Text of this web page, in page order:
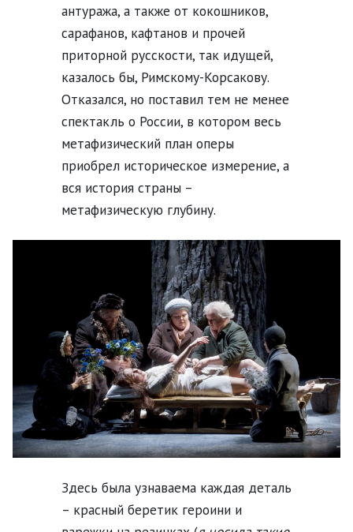
антуража, а также от кокошников,
сарафанов, кафтанов и прочей
приторной русскости, так идущей,
казалось бы, Римскому-Корсакову.
Отказался, но поставил тем не менее
спектакль о России, в котором весь
метафизический план оперы
приобрел историческое измерение, а
вся история страны –
метафизическую глубину.
Здесь была узнаваема каждая деталь
– красный беретик героини и